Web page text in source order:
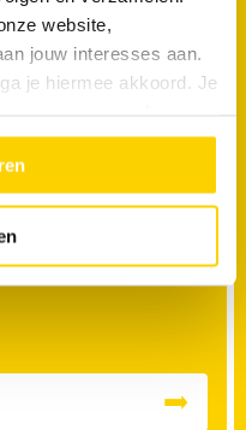
website,
jouw interesses aan.
je hiermee akkoord. Je
€149